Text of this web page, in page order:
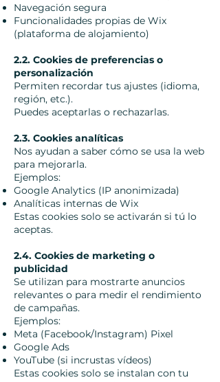
Navegación segura
Funcionalidades propias de Wix
(plataforma de alojamiento)
2.2. Cookies de preferencias o
personalización
Permiten recordar tus ajustes (idioma,
región, etc.).
Puedes aceptarlas o rechazarlas.
2.3. Cookies analíticas
Nos ayudan a saber cómo se usa la web
para mejorarla.
Ejemplos:
Google Analytics (IP anonimizada)
Analíticas internas de Wix
Estas cookies solo se activarán si tú lo
aceptas.
2.4. Cookies de marketing o
publicidad
Se utilizan para mostrarte anuncios
relevantes o para medir el rendimiento
de campañas.
Ejemplos:
Meta (Facebook/Instagram) Pixel
Google Ads
YouTube (si incrustas vídeos)
Estas cookies solo se instalan con tu